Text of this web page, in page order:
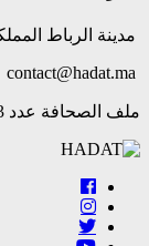
مدينة الرباط
ملف الصحافة عدد 03 ن د 2020